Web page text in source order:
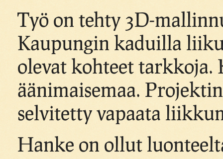
Työ on tehty 3D-
Kaupungin kaduilla
olevat kohteet
äänimaisemaa.
selvitetty vapaata
Hanke on ollut